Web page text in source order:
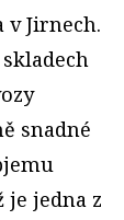
Jirnech.
snadné
je jedna z